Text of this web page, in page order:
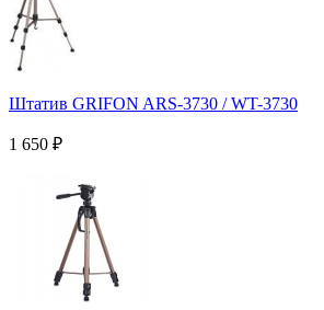
Штатив GRIFON ARS-3730 / WT-3730
1 650 ₽